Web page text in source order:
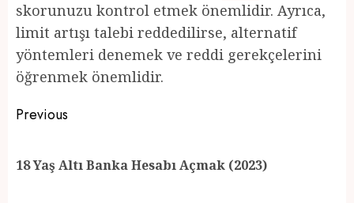
skorunuzu kontrol etmek önemlidir. Ayrıca,
limit artışı talebi reddedilirse, alternatif
yöntemleri denemek ve reddi gerekçelerini
öğrenmek önemlidir.
Post
Previous
18 Yaş Altı Banka Hesabı Açmak (2023)